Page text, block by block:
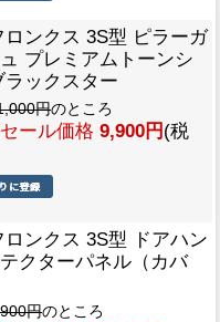
ロンクス 3S型 ピラーガ
プレミアムトーンシ
ラックスター
円のところ
ール価格 9,900円 (税
ロンクス 3S型 ドアハン
テクターパネル（カバ
円のところ